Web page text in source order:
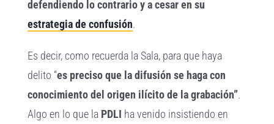
defendiendo lo contrario y a cesar en su
estrategia de confusión.
Es decir, como recuerda la Sala, para que haya
delito “es preciso que la difusión se haga con
conocimiento del origen ilícito de la grabación”.
Algo en lo que la PDLI ha venido insistiendo en